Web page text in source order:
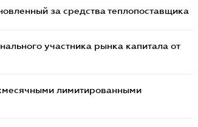
за средства теплопоставщика
участника рынка капитала от
лимитированными